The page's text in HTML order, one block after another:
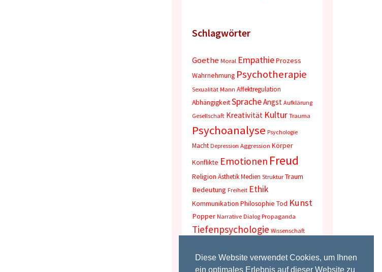
Schlagwörter
Goethe Moral EmpathieProzess
Wahrnehmung Psychotherapie
Sexualität Mann Affektregulation
AbhängigkeitSpracheAngst Aufklärung
Gesellschaft Kreativität Kultur Trauma
Psychoanalyse Psychologie
Macht Depression Aggression Körper
Konflikte Emotionen Freud
Religion Ästhetik Medien Struktur Traum
Bedeutung Freiheit Ethik
Kommunikation Philosophie Tod Kunst
Popper Narrative Dialog Propaganda
Tiefenpsychologie Wissenschaft
Selbstverwirklichung Identität
Diese Website verwendet Cookies, um Ihnen
ein optimales Erlebnis auf dieser Website zu